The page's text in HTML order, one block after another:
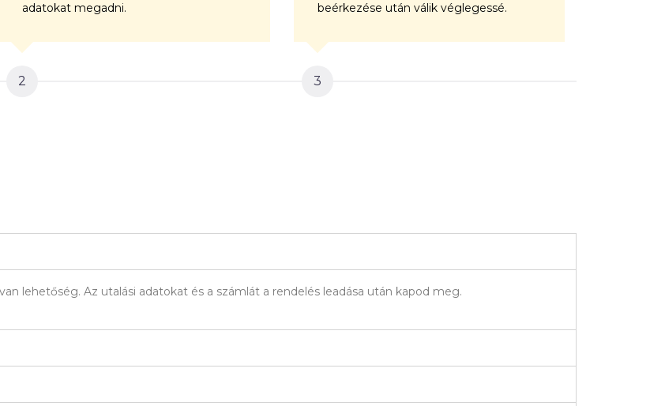
adatokat megadni.
beérkezése után válik véglegessé.
2 3
lehetőség. Az utalási adatokat és a számlát a rendelés leadása után kapod meg.